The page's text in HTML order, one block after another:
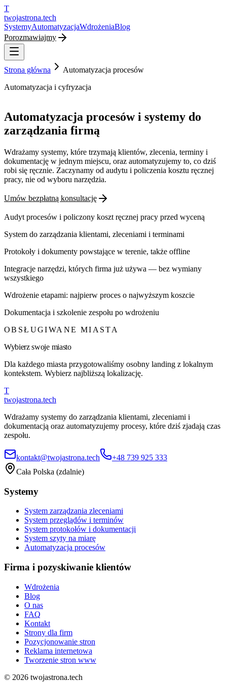
T
twojastrona.tech
SystemyAutomatyzacjaWdrożeniaBlog
Porozmawiajmy
Strona główna
Automatyzacja procesów
Automatyzacja i cyfryzacja
Automatyzacja procesów i systemy do
zarządzania firmą
Wdrażamy systemy, które trzymają klientów, zlecenia, terminy i
dokumentację w jednym miejscu, oraz automatyzujemy to, co dziś
robi się ręcznie. Zaczynamy od audytu i policzenia kosztu ręcznej
pracy, nie od wyboru narzędzia.
Umów bezpłatną konsultację
Audyt procesów i policzony koszt ręcznej pracy przed wyceną
System do zarządzania klientami, zleceniami i terminami
Protokoły i dokumenty powstające w terenie, także offline
Integracje narzędzi, których firma już używa — bez wymiany
wszystkiego
Wdrożenie etapami: najpierw proces o najwyższym koszcie
Dokumentacja i szkolenie zespołu po wdrożeniu
OBSŁUGIWANE MIASTA
Wybierz swoje miasto
Dla każdego miasta przygotowaliśmy osobny landing z lokalnym
kontekstem. Wybierz najbliższą lokalizację.
T
twojastrona.tech
Wdrażamy systemy do zarządzania klientami, zleceniami i
dokumentacją oraz automatyzujemy procesy, które dziś zjadają czas
zespołu.
kontakt@twojastrona.tech
+48 739 925 333
Cała Polska (zdalnie)
Systemy
System zarządzania zleceniami
System przeglądów i terminów
System protokołów i dokumentacji
System szyty na miarę
Automatyzacja procesów
Firma i pozyskiwanie klientów
Wdrożenia
Blog
O nas
FAQ
Kontakt
Strony dla firm
Pozycjonowanie stron
Reklama internetowa
Tworzenie stron www
© 2026 twojastrona.tech